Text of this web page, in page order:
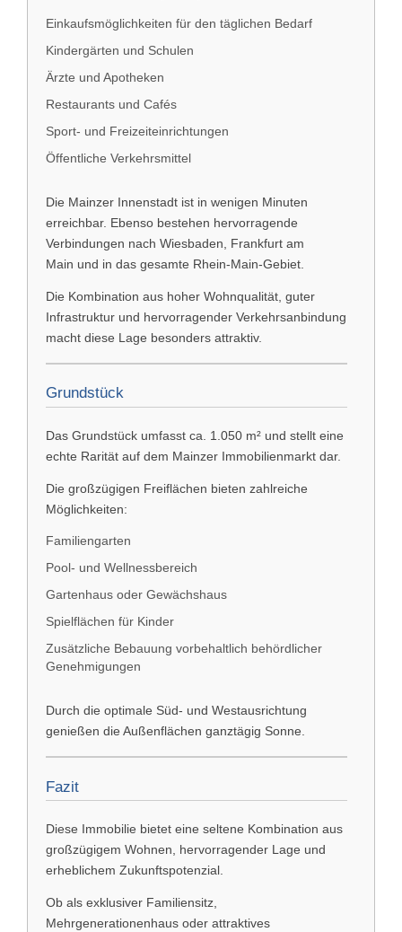
Einkaufsmöglichkeiten für den täglichen Bedarf
Kindergärten und Schulen
Ärzte und Apotheken
Restaurants und Cafés
Sport- und Freizeiteinrichtungen
Öffentliche Verkehrsmittel
Die Mainzer Innenstadt ist in wenigen Minuten
erreichbar. Ebenso bestehen hervorragende
Verbindungen nach Wiesbaden
Frankfurt am
Main und in das gesamte Rhein-Main-Gebiet.
Die Kombination aus hoher Wohnqualität, guter
Infrastruktur und hervorragender Verkehrsanbindung
macht diese Lage besonders attraktiv.
Grundstück
Das Grundstück umfasst ca. 1.050 m² und stellt eine
echte Rarität auf dem Mainzer Immobilienmarkt dar.
Die großzügigen Freiflächen bieten zahlreiche
Möglichkeiten:
Familiengarten
Pool- und Wellnessbereich
Gartenhaus oder Gewächshaus
Spielflächen für Kinder
Zusätzliche Bebauung vorbehaltlich behördlicher
Genehmigungen
Durch die optimale Süd- und Westausrichtung
genießen die Außenflächen ganztägig Sonne.
Fazit
Diese Immobilie bietet eine seltene Kombination aus
großzügigem Wohnen, hervorragender Lage und
erheblichem Zukunftspotenzial.
Ob als exklusiver Familiensitz,
Mehrgenerationenhaus oder attraktives